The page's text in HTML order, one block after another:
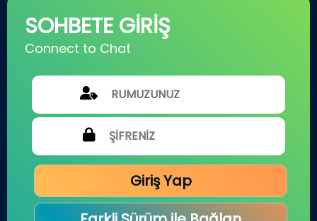
SOHBETE GİRİŞ
Connect to Chat
Giriş Yap